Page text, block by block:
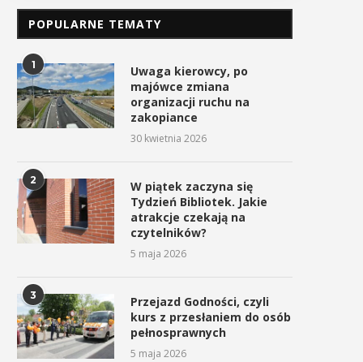
POPULARNE TEMATY
1
Uwaga kierowcy, po
majówce zmiana
organizacji ruchu na
zakopiance
30 kwietnia 2026
2
W piątek zaczyna się
Tydzień Bibliotek. Jakie
atrakcje czekają na
czytelników?
5 maja 2026
3
Przejazd Godności, czyli
kurs z przesłaniem do osób
pełnosprawnych
5 maja 2026